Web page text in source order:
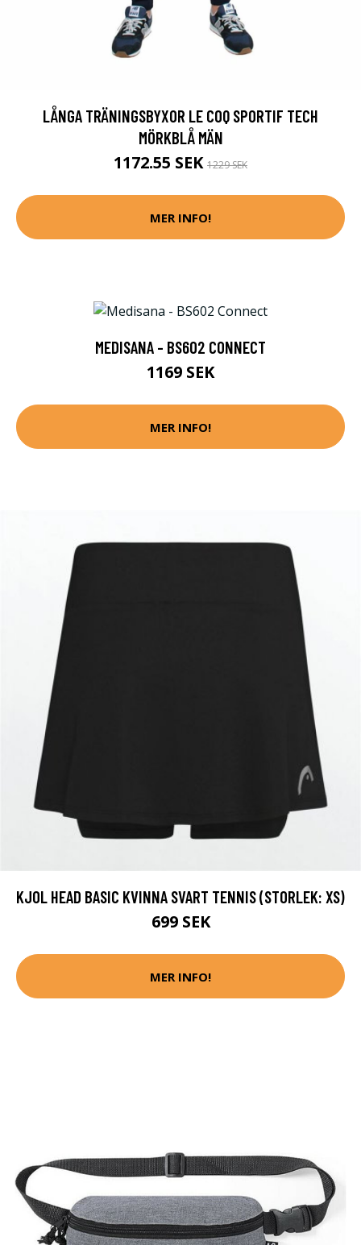
LÅNGA TRÄNINGSBYXOR LE COQ SPORTIF TECH
MÖRKBLÅ MÄN
1172.55 SEK 1229 SEK
MER INFO!
MEDISANA - BS602 CONNECT
1169 SEK
MER INFO!
KJOL HEAD BASIC KVINNA SVART TENNIS (STORLEK: XS)
699 SEK
MER INFO!